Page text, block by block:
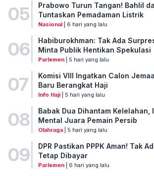
05
Prabowo Turun Tangan! Bahlil
Tuntaskan Pemadaman Listrik
Nasional| 6 hari yang lalu
06
Habiburokhman: Tak Ada
Minta Publik Hentikan Spekulasi
Parlemen| 5 hari yang lalu
07
Komisi VIII Ingatkan Calon
Baru Berangkat Haji
Info Haji| 5 hari yang lalu
08
Babak Dua Dihantam Kelelahan,
Mental Juara Pemain Persib
Olahraga| 5 hari yang lalu
09
DPR Pastikan PPPK Aman! Tak
Tetap Dibayar
Parlemen| 6 hari yang lalu